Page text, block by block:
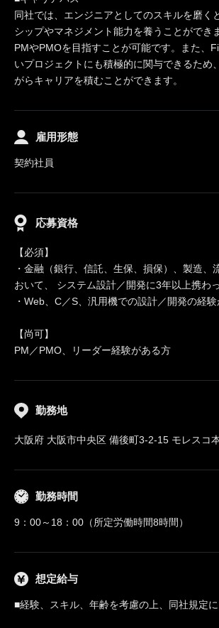
同社では、エンジニアとしてのスキルを磨く
シップやマネジメント能力を養うことができ
PMやPMOを目指すことが可能です。また、
いプロジェクトにも積極的に関与できるため
がらキャリアを積むことができます。
雇用形態
契約社員
応募資格
【必須】
・金融（銀行、信託、生保、損保）、製造、
おいて、 システム設計／開発に3年以上携わ
・Web、C／S、汎用機での設計／開発の経
【尚可】
PM／PMO、リーダー経験がある方
勤務地
大阪府 大阪市中央区 備後町3-2-15 モレスコ
勤務時間
9：00～18：00（所定労働時間8時間）
想定給与
■経験、スキル、年齢を考慮の上、同社規定